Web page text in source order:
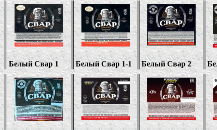
Белый Свар 1 Белый Свар 1-1 Белый Свар 2